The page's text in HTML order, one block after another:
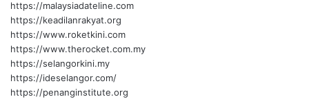
https://malaysiadateline.com
https://keadilanrakyat.org
https://www.roketkini.com
https://www.therocket.com.my
https://selangorkini.my
https://ideselangor.com/
https://penanginstitute.org